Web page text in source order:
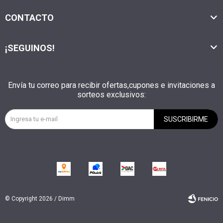
CONTACTO
Envía tu correo para recibir ofertas,cupones e invitaciones a
sorteos exclusivos:
SUSCRIBIRME
¡SEGUINOS!
© Copyright 2026 / Dimm